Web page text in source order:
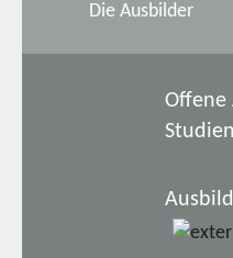
Die Ausbilder
Offene